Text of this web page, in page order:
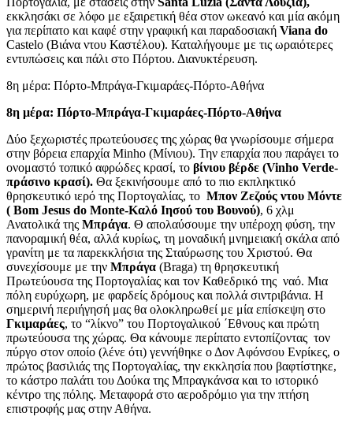
εκκλησάκι σε λόφο με εξαιρετική θέα στον ωκεανό και μία ακόμη
για περίπατο και καφέ στην γραφική και παραδοσιακή Viana do
Castelo (Βιάνα ντου Καστέλου). Καταλήγουμε με τις ωραιότερες
εντυπώσεις και πάλι στο Πόρτου. Διανυκτέρευση.
8η μέρα: Πόρτο-Μπράγα-Γκιμαράες-Πόρτο-Αθήνα
8η μέρα: Πόρτο-Μπράγα-Γκιμαράες-Πόρτο-Αθήνα
Δύο ξεχωριστές πρωτεύουσες της χώρας θα γνωρίσουμε σήμερα
στην βόρεια επαρχία Minho (Μίνιου). Την επαρχία που παράγει το
ονομαστό τοπικό αφρώδες κρασί, το βίνιου βέρδε (Vinho Verde-
πράσινο κρασί). Θα ξεκινήσουμε από το πιο εκπληκτικό
θρησκευτικό ιερό της Πορτογαλίας, το Μπον Ζεζούς ντου Μόντε
( Bom Jesus do Monte-Καλό Ιησού του Βουνού), 6 χλμ
Ανατολικά της Μπράγα. Θ απολαύσουμε την υπέροχη φύση, την
πανοραμική θέα, αλλά κυρίως, τη μοναδική μνημειακή σκάλα από
γρανίτη με τα παρεκκλήσια της Σταύρωσης του Χριστού. Θα
συνεχίσουμε με την Μπράγα (Braga) τη θρησκευτική
Πρωτεύουσα της Πορτογαλίας και τον Καθεδρικό της ναό. Μια
πόλη ευρύχωρη, με φαρδείς δρόμους και πολλά σιντριβάνια. Η
σημερινή περιήγησή μας θα ολοκληρωθεί με μία επίσκεψη στο
Γκιμαράες, το “λίκνο” του Πορτογαλικού ΄Εθνους και πρώτη
πρωτεύουσα της χώρας. Θα κάνουμε περίπατο εντοπίζοντας τον
πύργο στον οποίο (λένε ότι) γεννήθηκε ο Δον Αφόνσου Ενρίκες, ο
πρώτος βασιλιάς της Πορτογαλίας, την εκκλησία που βαφτίστηκε,
το κάστρο παλάτι του Δούκα της Μπραγκάνσα και το ιστορικό
κέντρο της πόλης. Μεταφορά στο αεροδρόμιο για την πτήση
επιστροφής μας στην Αθήνα.